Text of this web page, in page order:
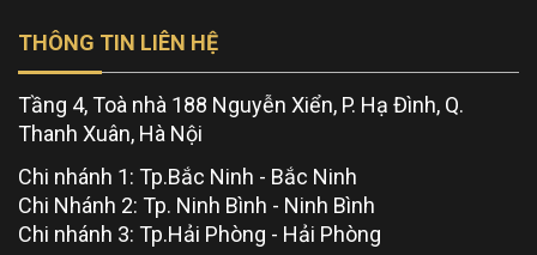
THÔNG TIN LIÊN HỆ
Tầng 4, Toà nhà 188 Nguyễn Xiển, P. Hạ Đình, Q.
Thanh Xuân, Hà Nội
Chi nhánh 1: Tp.Bắc Ninh - Bắc Ninh
Chi Nhánh 2: Tp. Ninh Bình - Ninh Bình
Chi nhánh 3: Tp.Hải Phòng - Hải Phòng